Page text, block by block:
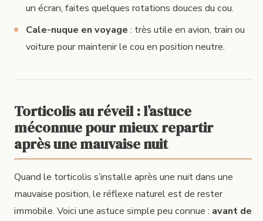
un écran, faites quelques rotations douces du cou.
Cale-nuque en voyage : très utile en avion, train ou
voiture pour maintenir le cou en position neutre.
Torticolis au réveil : l’astuce
méconnue pour mieux repartir
après une mauvaise nuit
Quand le torticolis s’installe après une nuit dans une
mauvaise position, le réflexe naturel est de rester
immobile. Voici une astuce simple peu connue : avant de